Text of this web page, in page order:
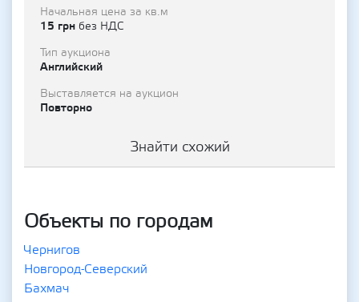
Начальная цена за кв.м
15 грн без НДС
Тип аукциона
Английский
Выставляется на аукцион
Повторно
Знайти схожий
Объекты по городам
Чернигов
Новгород-Северский
Бахмач